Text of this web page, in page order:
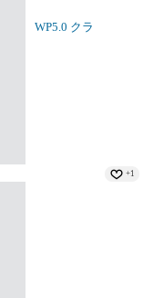
WP5.0 クラ
+1